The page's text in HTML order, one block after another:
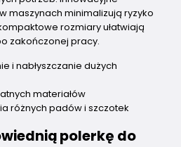
maszynach minimalizują ryzyko
rozmiary ułatwiają
zakończonej pracy.
i nabłyszczanie dużych
materiałów
różnych padów i szczotek
polerkę do